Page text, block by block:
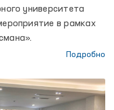
университета
в рамках
Подробно